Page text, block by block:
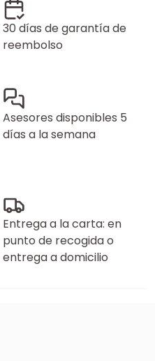
30 días de garantía de
reembolso
Asesores disponibles 5
días a la semana
Entrega a la carta: en
punto de recogida o
entrega a domicilio